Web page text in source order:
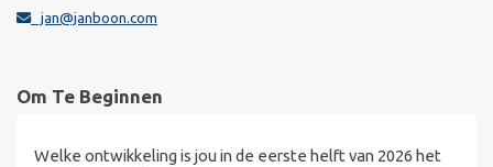
jan@janboon.com
Om Te Beginnen
Welke ontwikkeling is jou in de eerste helft van 2026 het